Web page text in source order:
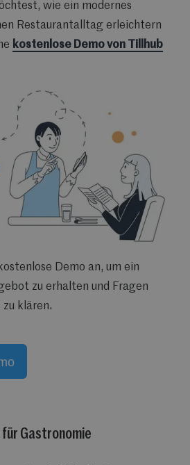
wie ein modernes
Restaurantalltag erleichtern
kostenlose Demo von Tillhub
Demo an, um ein
zu erhalten und Fragen
klären.
für Gastronomie